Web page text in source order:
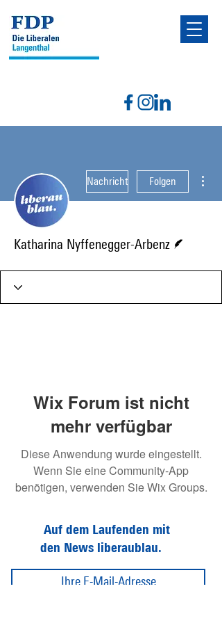
Nachricht Folgen
Katharina Nyffenegger-Arbenz
Wix Forum ist nicht
mehr verfügbar
Diese Anwendung wurde eingestellt.
Wenn Sie eine Community-App
benötigen, verwenden Sie Wix Groups.
Auf dem Laufenden mit
den News liberaublau.